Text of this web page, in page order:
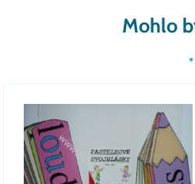
Mohlo